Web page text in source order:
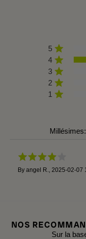
5
4
3
2
1
Millésimes:
By angel R. 2025-02-07
NOS
Sur la